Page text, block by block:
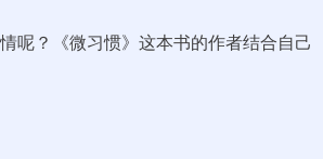
呢？《微习惯》这本书的作者结合自己